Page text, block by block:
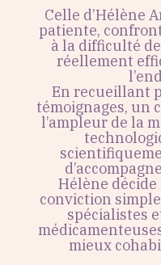
Celle d’Hélène
patiente,
à la difficulté
réellement
En recueillant
témoignages, un
l’ampleur de la
Hélène décide
conviction
spécialistes
mieux